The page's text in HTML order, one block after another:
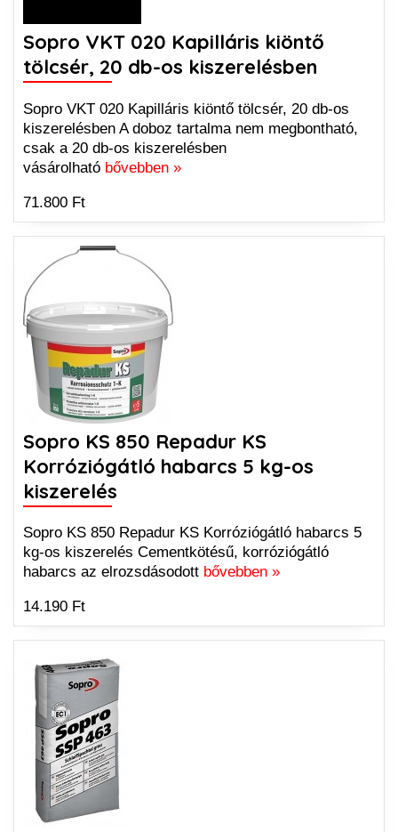
Sopro VKT 020 Kapilláris kiöntő
tölcsér, 20 db-os kiszerelésben
Sopro VKT 020 Kapilláris kiöntő tölcsér, 20 db-os
kiszerelésben A doboz tartalma nem megbontható,
csak a 20 db-os kiszerelésben
vásárolható bővebben »
71.800 Ft
Sopro KS 850 Repadur KS
Korróziógátló habarcs 5 kg-os
kiszerelés
Sopro KS 850 Repadur KS Korróziógátló habarcs 5
kg-os kiszerelés Cementkötésű, korróziógátló
habarcs az elrozsdásodott bővebben »
14.190 Ft